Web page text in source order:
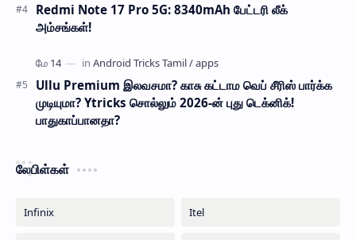
Redmi Note 17 Pro 5G: 8340mAh பேட்டரி லீக்
அம்சங்கள்!
Ullu Premium இலவசமா? காசு கட்டாம வெப் சீரிஸ் பார்க்க
முடியுமா? Ytricks சொல்லும் 2026-ன் புது டெக்னிக்!
பாதுகாப்பானதா?
லேபிள்கள்